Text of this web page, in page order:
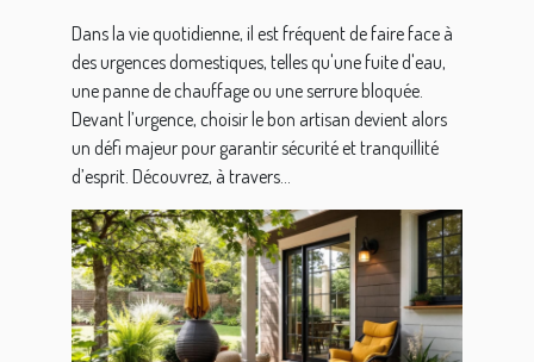
Dans la vie quotidienne, il est fréquent de faire face à
des urgences domestiques, telles qu'une fuite d'eau,
une panne de chauffage ou une serrure bloquée.
Devant l’urgence, choisir le bon artisan devient alors
un défi majeur pour garantir sécurité et tranquillité
d’esprit. Découvrez, à travers...